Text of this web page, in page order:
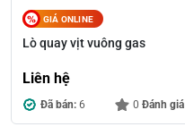
GIÁ ONLINE
Lò quay vịt vuông gas
Liên hệ
Đã bán: 6 0 Đánh giá